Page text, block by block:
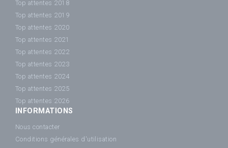
Top attentes 2018
Top attentes 2019
Top attentes 2020
Top attentes 2021
Top attentes 2022
Top attentes 2023
Top attentes 2024
Top attentes 2025
Top attentes 2026
INFORMATIONS
Nous contacter
Conditions générales d'utilisation